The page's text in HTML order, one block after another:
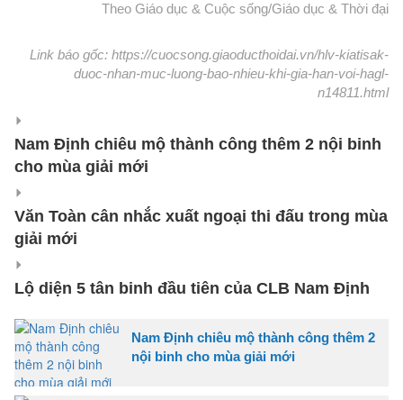
Theo Giáo dục & Cuộc sống/Giáo dục & Thời đại
Link báo gốc: https://cuocsong.giaoducthoidai.vn/hlv-kiatisak-
duoc-nhan-muc-luong-bao-nhieu-khi-gia-han-voi-hagl-
n14811.html
Nam Định chiêu mộ thành công thêm 2 nội binh
cho mùa giải mới
Văn Toàn cân nhắc xuất ngoại thi đấu trong mùa
giải mới
Lộ diện 5 tân binh đầu tiên của CLB Nam Định
Nam Định chiêu mộ thành công thêm 2
nội binh cho mùa giải mới